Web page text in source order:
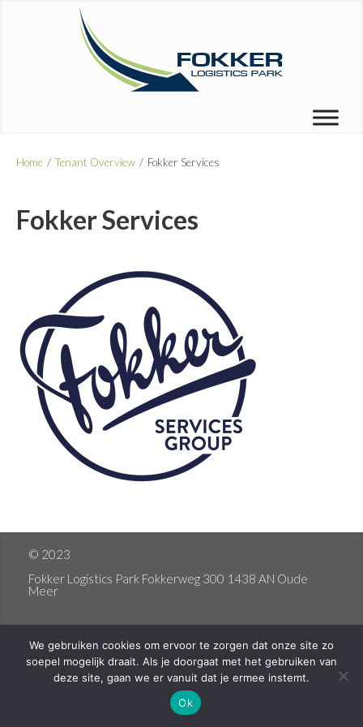
Home / Tenant Overview / Fokker Services
Fokker Services
© 2023
Fokker Logistics Park Fokkerweg 300 1438 AN Oude
Meer
We gebruiken cookies om ervoor te zorgen dat onze site zo
soepel mogelijk draait. Als je doorgaat met het gebruiken van
deze site, gaan we er vanuit dat je ermee instemt.
Ok